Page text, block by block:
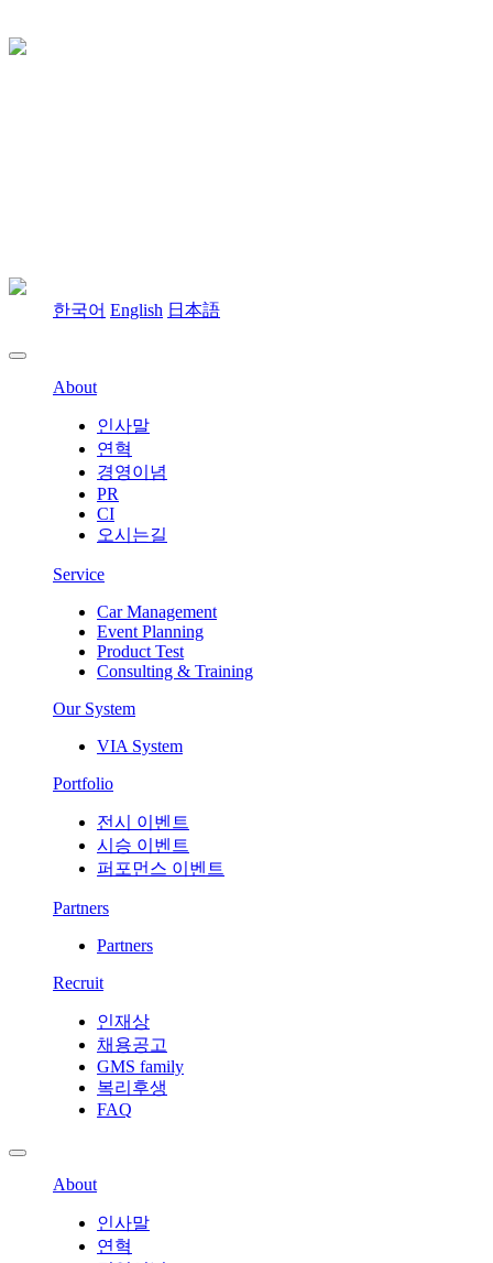
한국어 English 日本語
About
인사말
연혁
경영이념
PR
CI
오시는길
Service
Car Management
Event Planning
Product Test
Consulting & Training
Our System
VIA System
Portfolio
전시 이벤트
시승 이벤트
퍼포먼스 이벤트
Partners
Partners
Recruit
인재상
채용공고
GMS family
복리후생
FAQ
About
인사말
연혁